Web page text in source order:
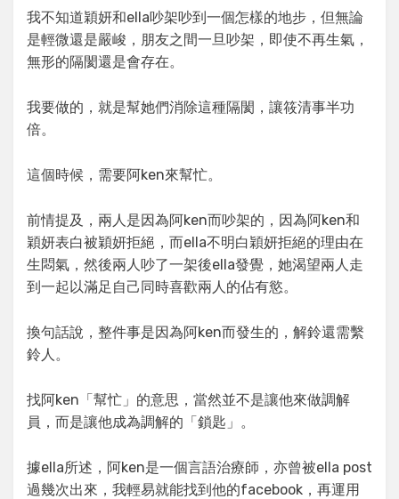
我不知道穎妍和ella吵架吵到一個怎樣的地步，但無論
是輕微還是嚴峻，朋友之間一旦吵架，即使不再生氣，
無形的隔閡還是會存在。
我要做的，就是幫她們消除這種隔閡，讓筱清事半功
倍。
這個時候，需要阿ken來幫忙。
前情提及，兩人是因為阿ken而吵架的，因為阿ken和
穎妍表白被穎妍拒絕，而ella不明白穎妍拒絕的理由在
生悶氣，然後兩人吵了一架後ella發覺，她渴望兩人走
到一起以滿足自己同時喜歡兩人的佔有慾。
換句話說，整件事是因為阿ken而發生的，解鈴還需繫
鈴人。
找阿ken「幫忙」的意思，當然並不是讓他來做調解
員，而是讓他成為調解的「鎖匙」。
據ella所述，阿ken是一個言語治療師，亦曾被ella post
過幾次出來，我輕易就能找到他的facebook，再運用